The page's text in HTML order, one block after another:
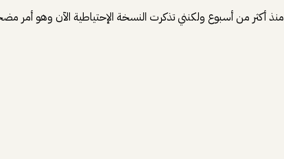
أكثر من أسبوع ولكنني تذكرت النسخة الإحتياطية الآن وهو أمر